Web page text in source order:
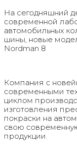
На сегодняшний
современной
автомобильных
шины, новые
Nordman 8
Компания с
современными
циклом
изготовления
покраски на
свою
продукции.